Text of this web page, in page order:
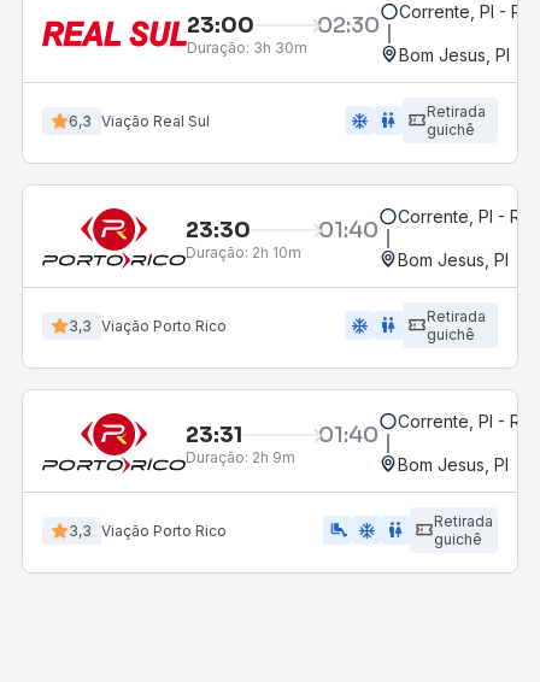
23:00 02:30
Duração: 3h 30m
Corrente, PI -
Bom Jesus, PI
6,3 Viação Real Sul ac_unit wc
Retirada
guichê
23:30 01:40
Duração: 2h 10m
Corrente, PI -
Bom Jesus, PI
3,3 Viação Porto Rico ac_unit wc
Retirada
guichê
23:31 01:40
Duração: 2h 9m
Corrente, PI -
Bom Jesus, PI
3,3 Viação Porto Rico airline_seat_legroom_extra ac_unit wc
Retirada
guichê